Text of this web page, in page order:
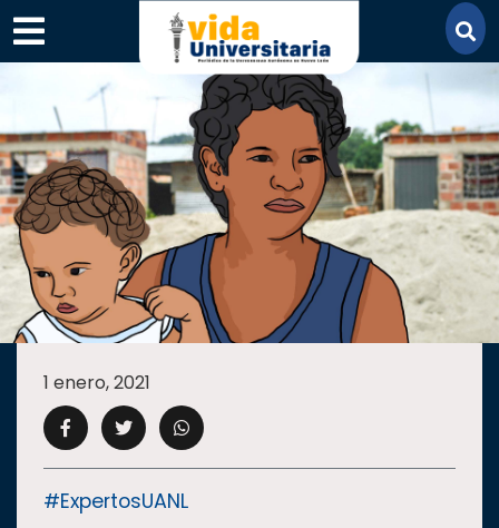
×
SECCIONES
ACADEMIA
CAMPUS UANL
1 enero, 2021
#ExpertosUANL